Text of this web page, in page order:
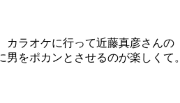
ラオケに行って近藤真彦さん
をポカンとさせるのが楽しくて。